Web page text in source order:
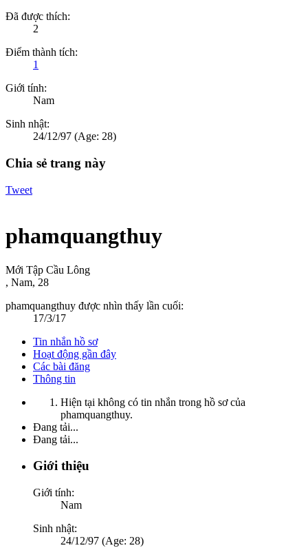
Đã được thích:
2
Điểm thành tích:
1
Giới tính:
Nam
Sinh nhật:
24/12/97 (Age: 28)
Chia sẻ trang này
Tweet
phamquangthuy
Mới Tập Cầu Lông
, Nam, 28
phamquangthuy được nhìn thấy lần cuối:
17/3/17
Tin nhắn hồ sơ
Hoạt động gần đây
Các bài đăng
Thông tin
Hiện tại không có tin nhắn trong hồ sơ của
phamquangthuy.
Đang tải...
Đang tải...
Giới thiệu
Giới tính:
Nam
Sinh nhật:
24/12/97 (Age: 28)